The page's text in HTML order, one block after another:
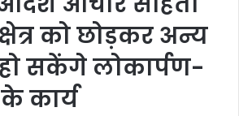
को छोड़कर अन्य
सकेंगे लोकार्पण-
कार्य